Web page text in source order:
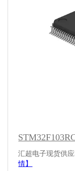
汇超电子现货供
情】